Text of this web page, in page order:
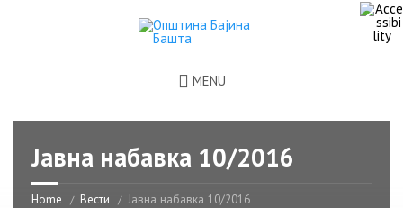
MENU
Јавна набавка 10/2016
Home Вести Јавна набавка 10/2016